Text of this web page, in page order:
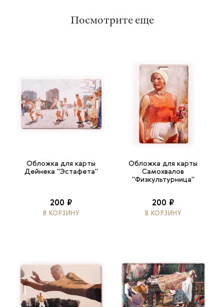
Посмотрите еще
Обложка для карты
Дейнека "Эстафета"
200 ₽
В КОРЗИНУ
Обложка для карты
Самохвалов
"Физкультурница"
200 ₽
В КОРЗИНУ